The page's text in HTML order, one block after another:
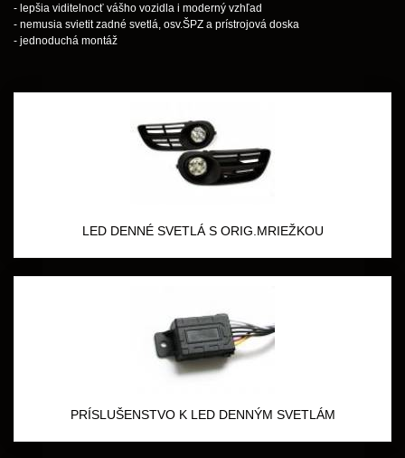
- lepšia viditelnocť vášho vozidla i moderný vzhľad
- nemusia svietit zadné svetlá, osv.ŠPZ a prístrojová doska
- jednoduchá montáž
LED DENNÉ SVETLÁ S ORIG.MRIEŽKOU
PRÍSLUŠENSTVO K LED DENNÝM SVETLÁM